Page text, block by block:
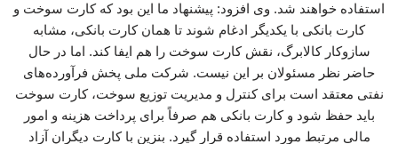
استفاده خواهند شد. وی افزود: پیشنهاد ما این بود که کارت سوخت و
کارت بانکی با یکدیگر ادغام شوند تا همان کارت بانکی، مشابه
سازوکار کالابرگ، نقش کارت سوخت را هم ایفا کند. اما در حال
حاضر نظر مسئولان بر این نیست. شرکت ملی پخش فرآورده‌های
نفتی معتقد است برای کنترل و مدیریت توزیع سوخت، کارت سوخت
باید حفظ شود و کارت بانکی هم صرفاً برای پرداخت هزینه و امور
مالی مرتبط مورد استفاده قرار گیرد. بنزین با کارت دیگران آزاد